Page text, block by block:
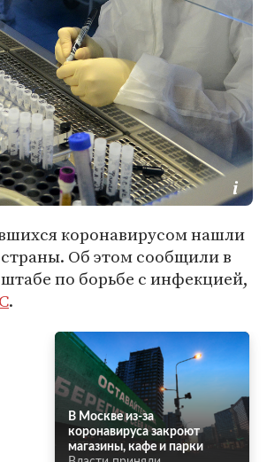
коронавирусом нашли
страны. Об этом сообщили в
по борьбе с инфекцией,
.
В Москве из-за
коронавируса закроют
магазины, кафе и парки